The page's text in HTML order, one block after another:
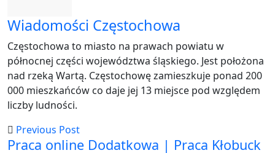
Wiadomości Częstochowa
Częstochowa to miasto na prawach powiatu w
północnej części województwa śląskiego. Jest położona
nad rzeką Wartą. Częstochowę zamieszkuje ponad 200
000 mieszkańców co daje jej 13 miejsce pod względem
liczby ludności.
Previous Post
Praca online Dodatkowa | Praca Kłobuck